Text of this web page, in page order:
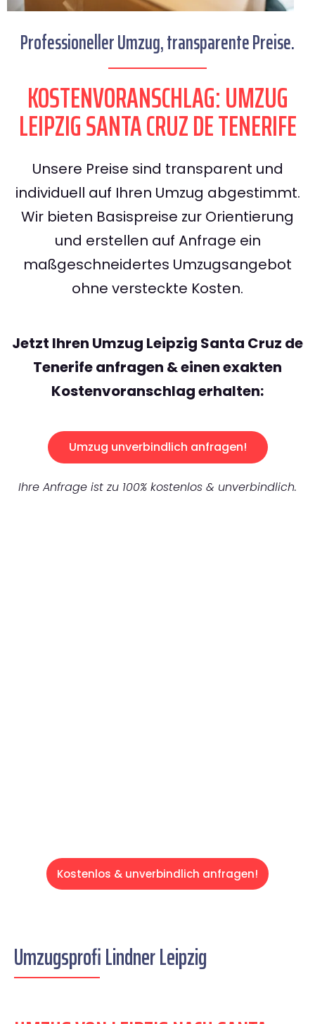
Professioneller Umzug, transparente Preise.
KOSTENVORANSCHLAG: UMZUG
LEIPZIG SANTA CRUZ DE TENERIFE
Unsere Preise sind transparent und
individuell auf Ihren Umzug abgestimmt.
Wir bieten Basispreise zur Orientierung
und erstellen auf Anfrage ein
maßgeschneidertes Umzugsangebot
ohne versteckte Kosten.
Jetzt Ihren Umzug Leipzig Santa Cruz de
Tenerife anfragen & einen exakten
Kostenvoranschlag erhalten:
Umzug unverbindlich anfragen!
Ihre Anfrage ist zu 100% kostenlos & unverbindlich.
Kostenlos & unverbindlich anfragen!
Umzugsprofi Lindner Leipzig